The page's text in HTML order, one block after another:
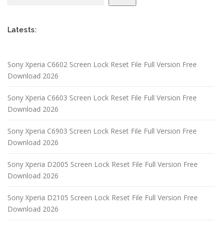
Latests:
Sony Xperia C6602 Screen Lock Reset File Full Version Free
Download 2026
Sony Xperia C6603 Screen Lock Reset File Full Version Free
Download 2026
Sony Xperia C6903 Screen Lock Reset File Full Version Free
Download 2026
Sony Xperia D2005 Screen Lock Reset File Full Version Free
Download 2026
Sony Xperia D2105 Screen Lock Reset File Full Version Free
Download 2026